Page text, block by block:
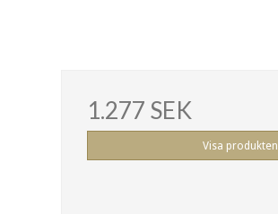
1.277 SEK
Visa produkten